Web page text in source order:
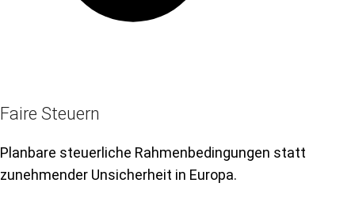
Faire Steuern
Planbare steuerliche Rahmenbedingungen statt
zunehmender Unsicherheit in Europa.